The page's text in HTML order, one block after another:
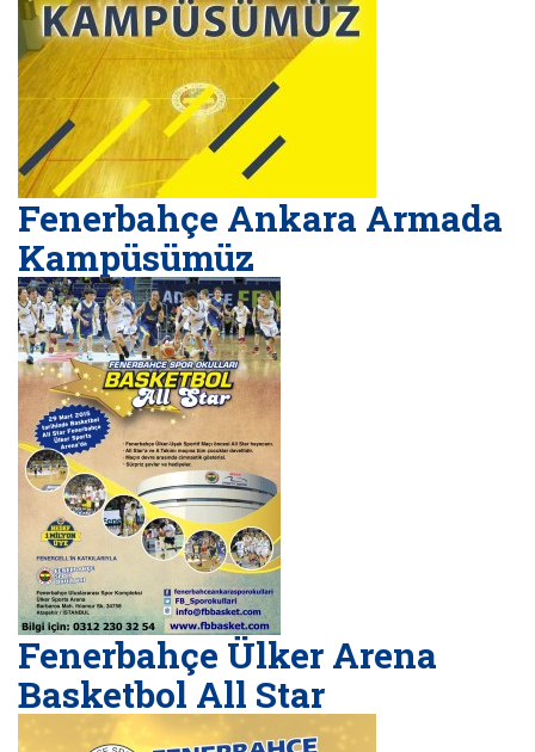
Fenerbahçe Ankara Armada
Kampüsümüz
Fenerbahçe Ülker Arena
Basketbol All Star